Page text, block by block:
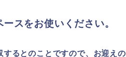
スをお使いください。
するとのことですので、お迎えの